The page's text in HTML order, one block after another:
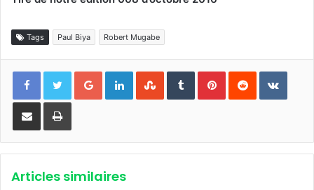
Tags Paul Biya Robert Mugabe
Google+LinkedinStumbleUpon
TumblrPinterestReddit
Partager par email Imprimer
Articles similaires